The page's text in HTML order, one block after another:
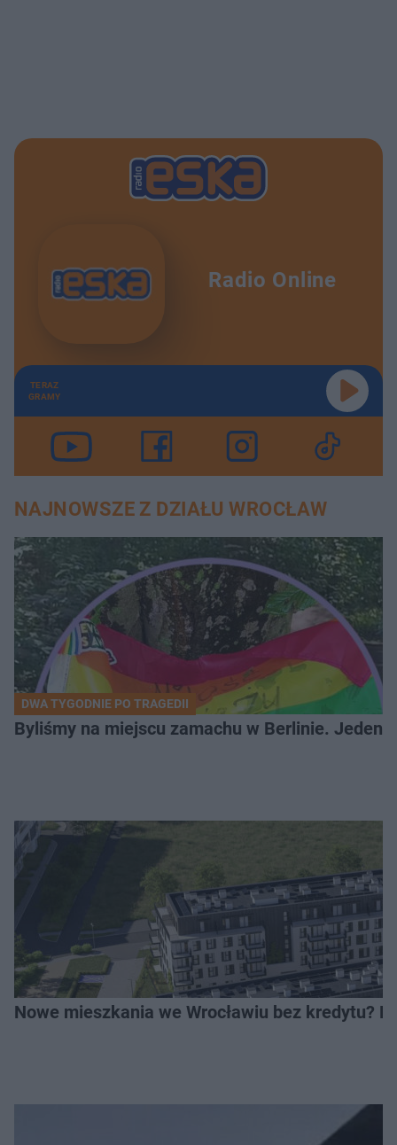
Radio Online
TERAZ
GRAMY
NAJNOWSZE Z DZIAŁU WROCŁAW
DWA TYGODNIE PO TRAGEDII
Byliśmy na miejscu zamachu w Berlinie. Jeden
Nowe mieszkania we Wrocławiu bez kredytu?